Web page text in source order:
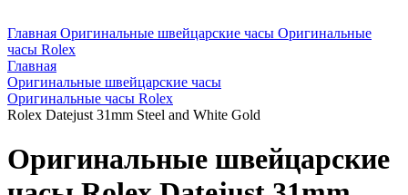
Главная Оригинальные швейцарские часы Оригинальные
часы Rolex
Главная
Оригинальные швейцарские часы
Оригинальные часы Rolex
Rolex Datejust 31mm Steel and White Gold
Оригинальные швейцарские